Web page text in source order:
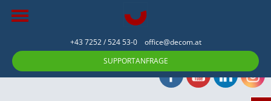
+43 7252 / 524 53-0 office@decom.at
SUPPORTANFRAGE